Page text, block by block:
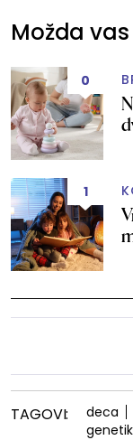
Možda
0
1
TAGOVI: deca